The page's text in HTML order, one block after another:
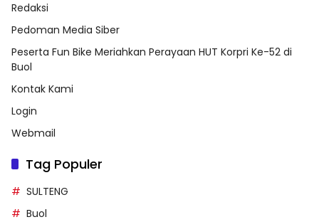
Redaksi
Pedoman Media Siber
Peserta Fun Bike Meriahkan Perayaan HUT Korpri Ke-52 di
Buol
Kontak Kami
Login
Webmail
Tag Populer
SULTENG
Buol